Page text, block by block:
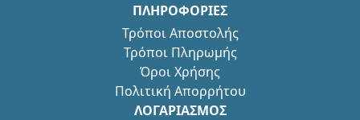
ΠΛΗΡΟΦΟΡΙΕΣ
Τρόποι Αποστολής
Τρόποι Πληρωμής
Όροι Χρήσης
Πολιτική Απορρήτου
ΛΟΓΑΡΙΑΣΜΟΣ